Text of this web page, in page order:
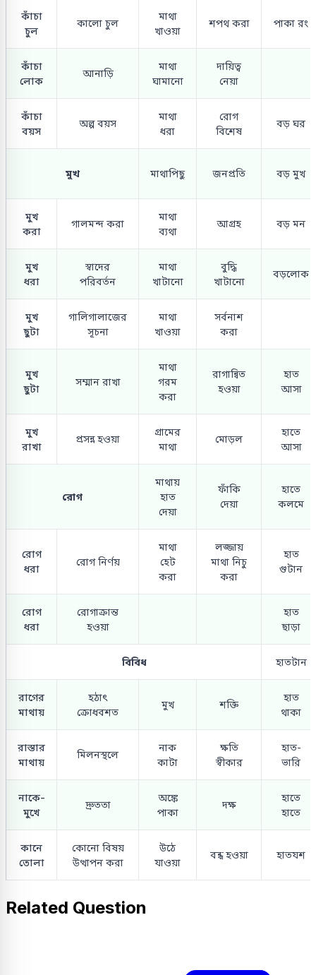
কাঁচা
চুল
কালো চুল
মাথা
খাওয়া
শপথ করা পাকা রং
কাঁচা
লোক
আনাড়ি
মাথা
ঘামানো
দায়িত্ব
নেয়া
কাঁচা
বয়স
অল্প বয়স
মাথা
ধরা
রোগ
বিশেষ
বড় ঘর
মুখ মাথাপিছু জনপ্রতি বড় মুখ
মুখ
করা
গালমন্দ করা
মাথা
ব্যথা
আগ্রহ বড় মন
মুখ
ধরা
স্বাদের
পরিবর্তন
মাথা
খাটানো
বুদ্ধি
খাটানো
বড়লোক
মুখ
ছুটা
গালিগালাজের
সূচনা
মাথা
খাওয়া
সর্বনাশ
করা
মুখ
ছুটা
সম্মান রাখা
মাথা
গরম
করা
রাগান্বিত
হওয়া
হাত
আসা
মুখ
রাখা
প্রসন্ন হওয়া
গ্রামের
মাথা
মোড়ল
হাতে
আসা
রোগ
মাথায়
হাত
দেয়া
ফাঁকি
দেয়া
হাতে
কলমে
রোগ
ধরা
রোগ নির্ণয়
মাথা
হেট
করা
লজ্জায়
মাথা নিচু
করা
হাত
গুটান
রোগ
ধরা
রোগাক্রান্ত
হওয়া
হাত
ছাড়া
বিবিধ হাতটান
রাগের
মাথায়
হঠাৎ
ক্রোধবশত
মুখ শক্তি
হাত
থাকা
রাস্তার
মাথায়
মিলনস্থলে
নাক
কাটা
ক্ষতি
স্বীকার
হাত-
ভারি
নাকে-
মুখে
দ্রুততা
অঙ্কে
পাকা
দক্ষ
হাতে
হাতে
কানে
তোলা
কোনো বিষয়
উত্থাপন করা
উঠে
যাওয়া
বন্ধ হওয়া হাতযশ
Related Question